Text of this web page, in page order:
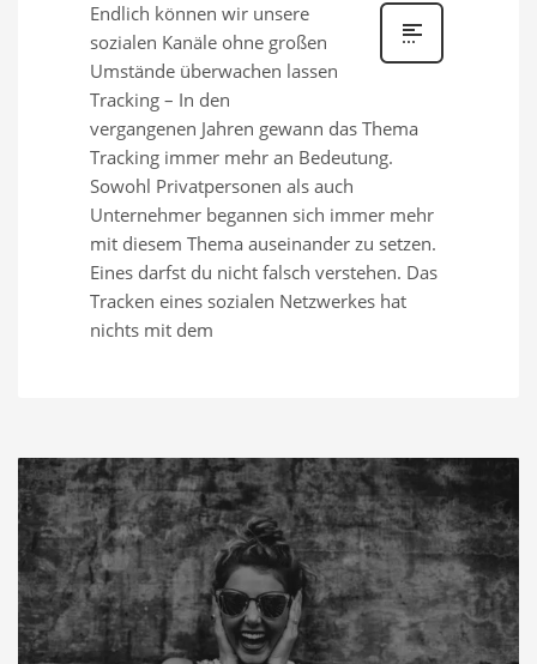
Endlich können wir unsere
sozialen Kanäle ohne großen
Umstände überwachen lassen
Tracking – In den
vergangenen Jahren gewann das Thema
Tracking immer mehr an Bedeutung.
Sowohl Privatpersonen als auch
Unternehmer begannen sich immer mehr
mit diesem Thema auseinander zu setzen.
Eines darfst du nicht falsch verstehen. Das
Tracken eines sozialen Netzwerkes hat
nichts mit dem